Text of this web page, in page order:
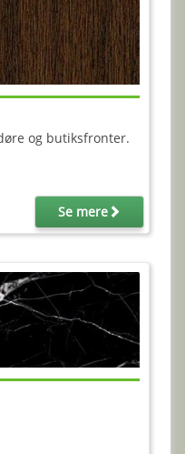
og butiksfronter.
Se mere